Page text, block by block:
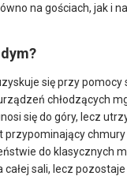
na gościach, jak i
się przy pomocy
chłodzących
się do góry, lecz
przypominający chmury
do klasycznych
całej sali, lecz